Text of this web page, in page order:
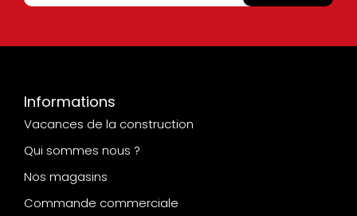
Informations
Vacances de la construction
Qui sommes nous ?
Nos magasins
Commande commerciale